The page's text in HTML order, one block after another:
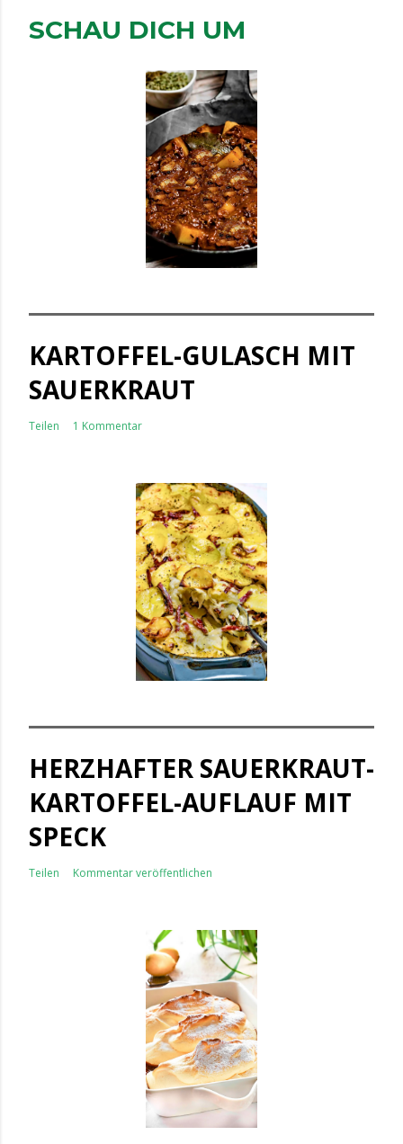
SCHAU DICH UM
KARTOFFEL-GULASCH MIT
SAUERKRAUT
Teilen 1 Kommentar
HERZHAFTER SAUERKRAUT-
KARTOFFEL-AUFLAUF MIT
SPECK
Teilen Kommentar veröffentlichen